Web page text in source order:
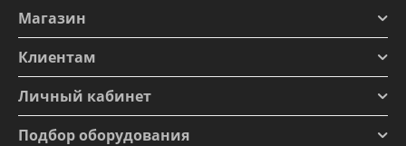
Магазин
Клиентам
Личный кабинет
Подбор оборудования